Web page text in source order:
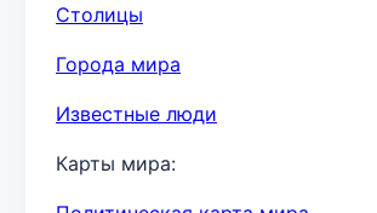
Столицы
Города мира
Известные люди
Карты мира: